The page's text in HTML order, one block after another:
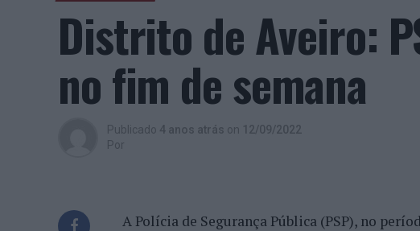
Distrito de Aveiro:
no fim de semana
Publicado 4 anos atrás on 12/09/2022
Por
A Polícia de Segurança Pública (PSP), no